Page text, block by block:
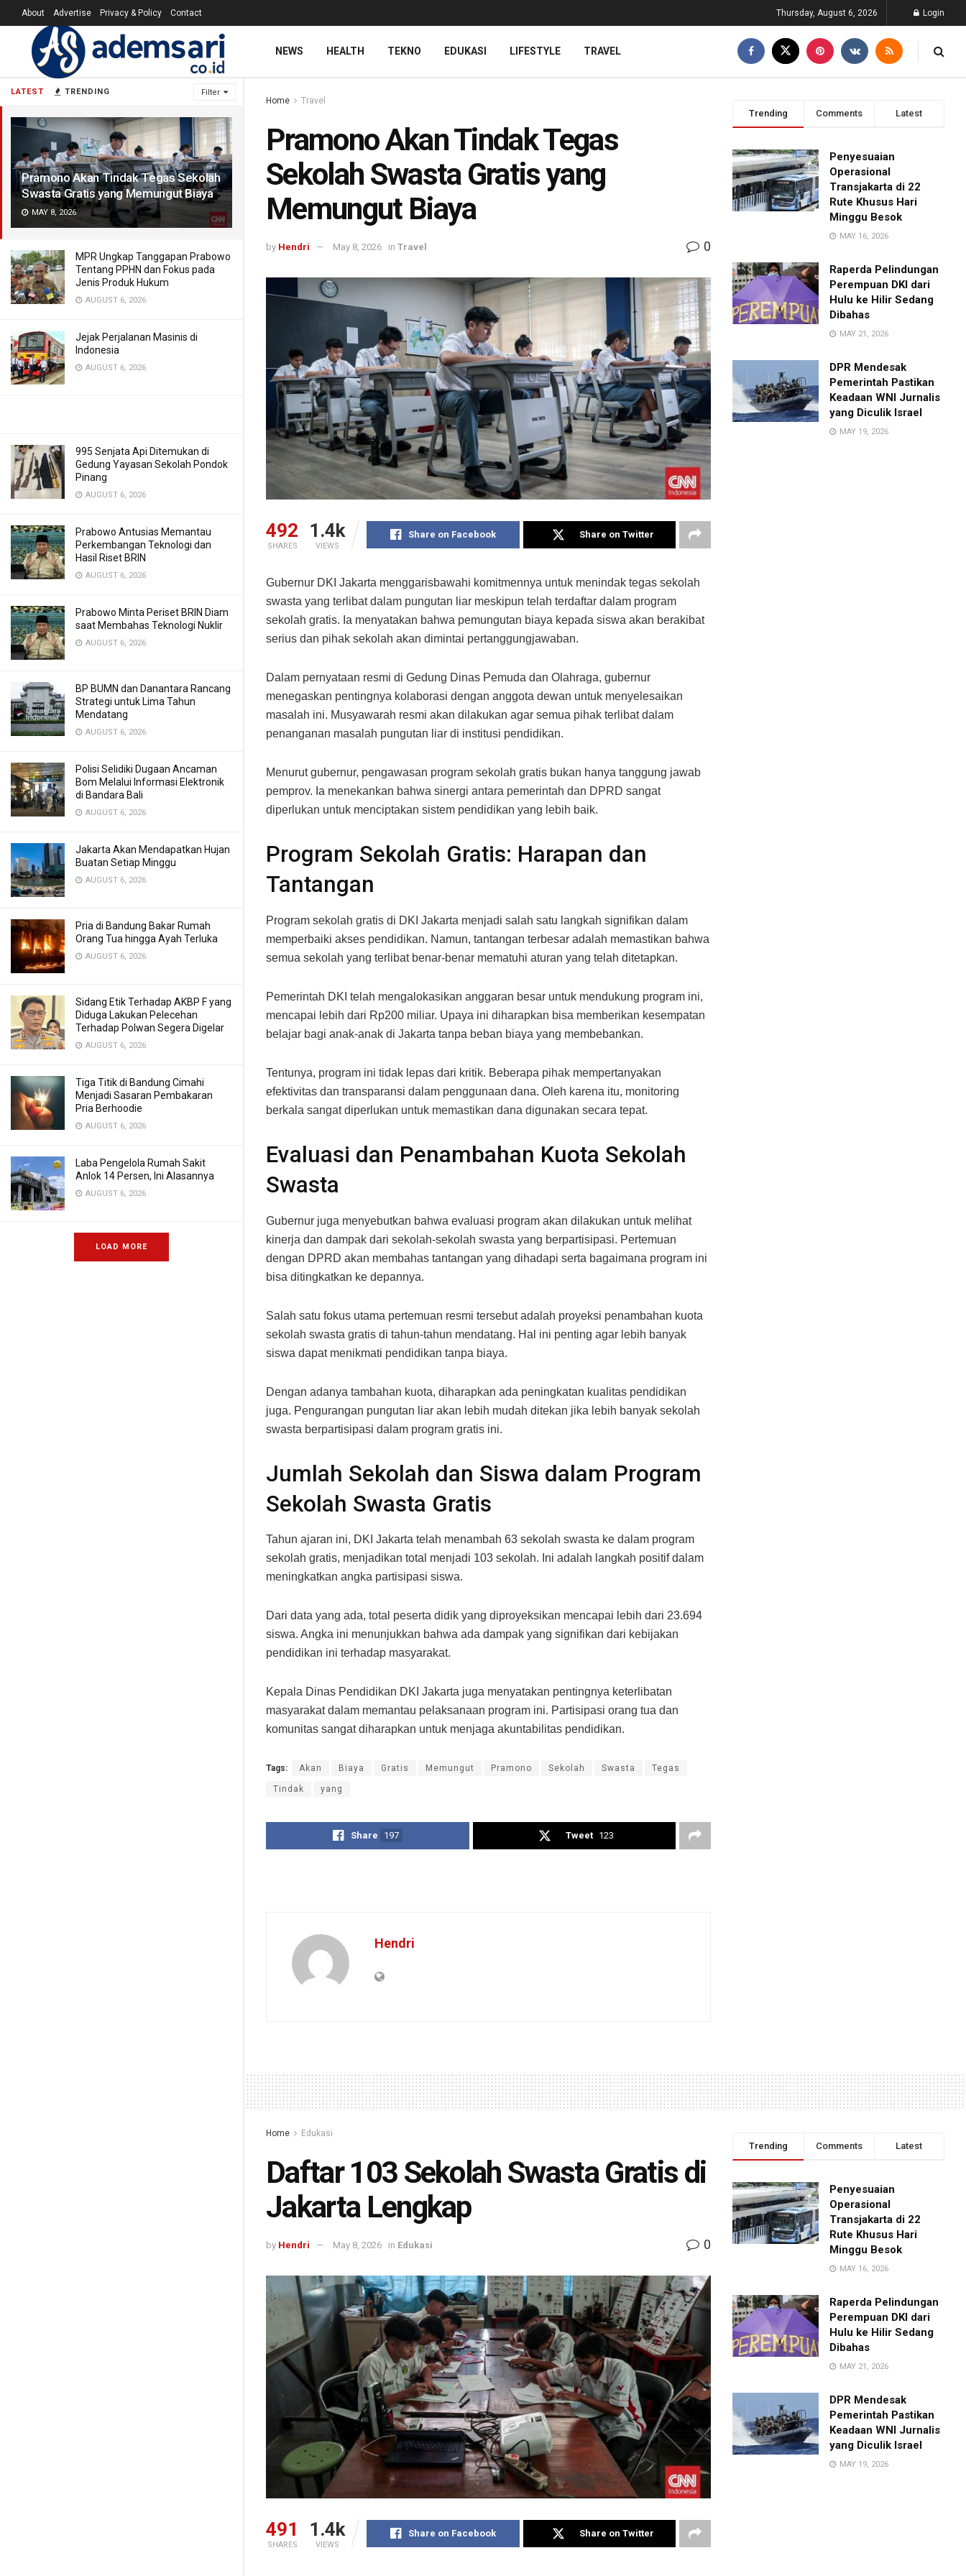
LATEST TRENDING Filter
Pramono Akan Tindak Tegas Sekolah
Swasta Gratis yang Memungut Biaya
MAY 8, 2026
MPR Ungkap Tanggapan Prabowo
Tentang PPHN dan Fokus pada
Jenis Produk Hukum
AUGUST 6, 2026
Jejak Perjalanan Masinis di
Indonesia
AUGUST 6, 2026
995 Senjata Api Ditemukan di
Gedung Yayasan Sekolah Pondok
Pinang
AUGUST 6, 2026
Prabowo Antusias Memantau
Perkembangan Teknologi dan
Hasil Riset BRIN
AUGUST 6, 2026
Prabowo Minta Periset BRIN Diam
saat Membahas Teknologi Nuklir
AUGUST 6, 2026
BP BUMN dan Danantara Rancang
Strategi untuk Lima Tahun
Mendatang
AUGUST 6, 2026
Polisi Selidiki Dugaan Ancaman
Bom Melalui Informasi Elektronik
di Bandara Bali
AUGUST 6, 2026
Jakarta Akan Mendapatkan Hujan
Buatan Setiap Minggu
AUGUST 6, 2026
Pria di Bandung Bakar Rumah
Orang Tua hingga Ayah Terluka
AUGUST 6, 2026
Sidang Etik Terhadap AKBP F yang
Diduga Lakukan Pelecehan
Terhadap Polwan Segera Digelar
AUGUST 6, 2026
Tiga Titik di Bandung Cimahi
Menjadi Sasaran Pembakaran
Pria Berhoodie
AUGUST 6, 2026
Laba Pengelola Rumah Sakit
Anlok 14 Persen, Ini Alasannya
AUGUST 6, 2026
LOAD MORE
About Advertise Privacy & Policy Contact Thursday, August 6, 2026 Login
NEWS HEALTH TEKNO EDUKASI LIFESTYLE TRAVEL
Home Travel
Pramono Akan Tindak Tegas
Sekolah Swasta Gratis yang
Memungut Biaya
by Hendri May 8, 2026 in Travel 0
492
SHARES
1.4k
VIEWS
Share on Facebook Share on Twitter
Gubernur DKI Jakarta menggarisbawahi komitmennya untuk menindak tegas sekolah
swasta yang terlibat dalam pungutan liar meskipun telah terdaftar dalam program
sekolah gratis. Ia menyatakan bahwa pemungutan biaya kepada siswa akan berakibat
serius dan pihak sekolah akan dimintai pertanggungjawaban.
Dalam pernyataan resmi di Gedung Dinas Pemuda dan Olahraga, gubernur
menegaskan pentingnya kolaborasi dengan anggota dewan untuk menyelesaikan
masalah ini. Musyawarah resmi akan dilakukan agar semua pihak terlibat dalam
penanganan masalah pungutan liar di institusi pendidikan.
Menurut gubernur, pengawasan program sekolah gratis bukan hanya tanggung jawab
pemprov. Ia menekankan bahwa sinergi antara pemerintah dan DPRD sangat
diperlukan untuk menciptakan sistem pendidikan yang lebih baik.
Program Sekolah Gratis: Harapan dan
Tantangan
Program sekolah gratis di DKI Jakarta menjadi salah satu langkah signifikan dalam
memperbaiki akses pendidikan. Namun, tantangan terbesar adalah memastikan bahwa
semua sekolah yang terlibat benar-benar mematuhi aturan yang telah ditetapkan.
Pemerintah DKI telah mengalokasikan anggaran besar untuk mendukung program ini,
mencapai lebih dari Rp200 miliar. Upaya ini diharapkan bisa memberikan kesempatan
belajar bagi anak-anak di Jakarta tanpa beban biaya yang membebankan.
Tentunya, program ini tidak lepas dari kritik. Beberapa pihak mempertanyakan
efektivitas dan transparansi dalam penggunaan dana. Oleh karena itu, monitoring
berkala sangat diperlukan untuk memastikan dana digunakan secara tepat.
Evaluasi dan Penambahan Kuota Sekolah
Swasta
Gubernur juga menyebutkan bahwa evaluasi program akan dilakukan untuk melihat
kinerja dan dampak dari sekolah-sekolah swasta yang berpartisipasi. Pertemuan
dengan DPRD akan membahas tantangan yang dihadapi serta bagaimana program ini
bisa ditingkatkan ke depannya.
Salah satu fokus utama pertemuan resmi tersebut adalah proyeksi penambahan kuota
sekolah swasta gratis di tahun-tahun mendatang. Hal ini penting agar lebih banyak
siswa dapat menikmati pendidikan tanpa biaya.
Dengan adanya tambahan kuota, diharapkan ada peningkatan kualitas pendidikan
juga. Pengurangan pungutan liar akan lebih mudah ditekan jika lebih banyak sekolah
swasta berpartisipasi dalam program gratis ini.
Jumlah Sekolah dan Siswa dalam Program
Sekolah Swasta Gratis
Tahun ajaran ini, DKI Jakarta telah menambah 63 sekolah swasta ke dalam program
sekolah gratis, menjadikan total menjadi 103 sekolah. Ini adalah langkah positif dalam
meningkatkan angka partisipasi siswa.
Dari data yang ada, total peserta didik yang diproyeksikan mencapai lebih dari 23.694
siswa. Angka ini menunjukkan bahwa ada dampak yang signifikan dari kebijakan
pendidikan ini terhadap masyarakat.
Kepala Dinas Pendidikan DKI Jakarta juga menyatakan pentingnya keterlibatan
masyarakat dalam memantau pelaksanaan program ini. Partisipasi orang tua dan
komunitas sangat diharapkan untuk menjaga akuntabilitas pendidikan.
Tags: Akan Biaya Gratis Memungut Pramono Sekolah Swasta Tegas
Tindak yang
Share 197 Tweet 123
Hendri
Trending Comments Latest
Penyesuaian
Operasional
Transjakarta di 22
Rute Khusus Hari
Minggu Besok
MAY 16, 2026
Raperda Pelindungan
Perempuan DKI dari
Hulu ke Hilir Sedang
Dibahas
MAY 21, 2026
DPR Mendesak
Pemerintah Pastikan
Keadaan WNI Jurnalis
yang Diculik Israel
MAY 19, 2026
Home Edukasi
Daftar 103 Sekolah Swasta Gratis di
Jakarta Lengkap
by Hendri May 8, 2026 in Edukasi 0
491
SHARES
1.4k
VIEWS
Share on Facebook Share on Twitter
Trending Comments Latest
Penyesuaian
Operasional
Transjakarta di 22
Rute Khusus Hari
Minggu Besok
MAY 16, 2026
Raperda Pelindungan
Perempuan DKI dari
Hulu ke Hilir Sedang
Dibahas
MAY 21, 2026
DPR Mendesak
Pemerintah Pastikan
Keadaan WNI Jurnalis
yang Diculik Israel
MAY 19, 2026